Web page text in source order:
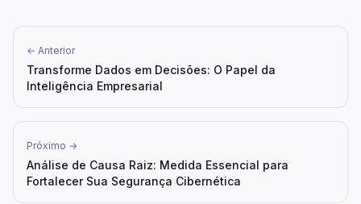
← Anterior
Transforme Dados em Decisões: O Papel da
Inteligência Empresarial
Próximo →
Análise de Causa Raiz: Medida Essencial para
Fortalecer Sua Segurança Cibernética